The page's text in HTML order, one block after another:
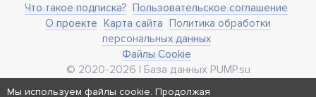
Что такое подписка? Пользовательское соглашение
О проекте Карта сайта Политика обработки
персональных данных
Файлы Cookie
© 2020-2026 | База данных PUMP.su
Мы используем файлы cookie. Продолжая